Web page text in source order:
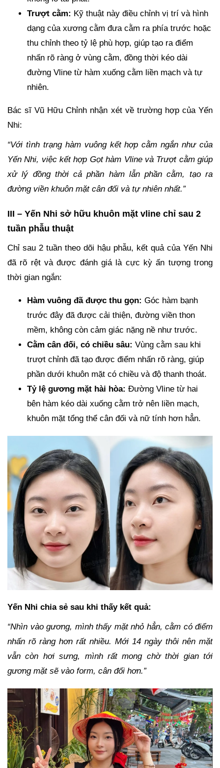
Trượt cằm: Kỹ thuật này điều chỉnh vị trí và hình
dạng của xương cằm đưa cằm ra phía trước hoặc
thu chỉnh theo tỷ lệ phù hợp, giúp tạo ra điểm
nhấn rõ ràng ở vùng cằm, đồng thời kéo dài
đường Vline từ hàm xuống cằm liền mạch và tự
nhiên.
Bác sĩ Vũ Hữu Chỉnh nhận xét về trường hợp của Yến
Nhi:
“Với tình trạng hàm vuông kết hợp cằm ngắn như của
Yến Nhi, việc kết hợp Gọt hàm Vline và Trượt cằm giúp
xử lý đồng thời cả phần hàm lẫn phần cằm, tạo ra
đường viền khuôn mặt cân đối và tự nhiên nhất.”
III – Yến Nhi sở hữu khuôn mặt vline chỉ sau 2
tuần phẫu thuật
Chỉ sau 2 tuần theo dõi hậu phẫu, kết quả của Yến Nhi
đã rõ rệt và được đánh giá là cực kỳ ấn tượng trong
thời gian ngắn:
Hàm vuông đã được thu gọn: Góc hàm bạnh
trước đây đã được cải thiện, đường viền thon
mềm, không còn cảm giác nặng nề như trước.
Cằm cân đối, có chiều sâu: Vùng cằm sau khi
trượt chỉnh đã tạo được điểm nhấn rõ ràng, giúp
phần dưới khuôn mặt có chiều và độ thanh thoát.
Tỷ lệ gương mặt hài hòa: Đường Vline từ hai
bên hàm kéo dài xuống cằm trở nên liền mạch,
khuôn mặt tổng thể cân đối và nữ tính hơn hẳn.
Yến Nhi chia sẻ sau khi thấy kết quả:
“Nhìn vào gương, mình thấy mặt nhỏ hẳn, cằm có điểm
nhấn rõ ràng hơn rất nhiều. Mới 14 ngày thôi nên mặt
vẫn còn hơi sưng, mình rất mong chờ thời gian tới
gương mặt sẽ vào form, cân đối hơn.”